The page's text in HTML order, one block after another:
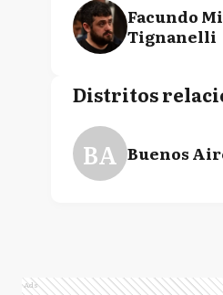
Facundo
Tignanelli
Distritos
BA Buenos
Ads